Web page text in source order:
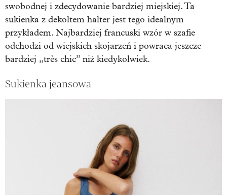
swobodnej i zdecydowanie bardziej miejskiej. Ta
sukienka z dekoltem halter jest tego idealnym
przykładem. Najbardziej francuski wzór w szafie
odchodzi od wiejskich skojarzeń i powraca jeszcze
bardziej „très chic” niż kiedykolwiek.
Sukienka jeansowa